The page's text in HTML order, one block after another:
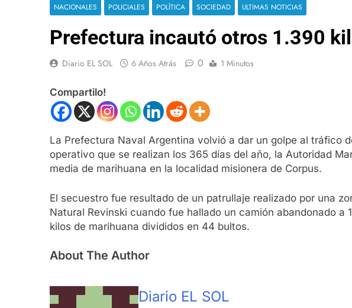
NACIONALES POLICIALES POLÍTICA SOCIEDAD ULTIMAS NOTICIAS
Prefectura incautó otros 1.390
Diario EL SOL 6 Años Atrás 0 1 Minutos
Compartilo!
La Prefectura Naval Argentina volvió a dar un golpe al tráfico
operativo que se realizan los 365 días del año, la Autoridad
media de marihuana en la localidad misionera de Corpus.
El secuestro fue resultado de un patrullaje realizado por una
Natural Revinski cuando fue hallado un camión abandonado
kilos de marihuana divididos en 44 bultos.
About The Author
Diario EL SOL